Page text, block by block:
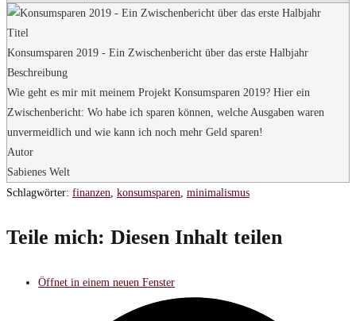
Titel
Konsumsparen 2019 - Ein Zwischenbericht über das erste Halbjahr
Beschreibung
Wie geht es mir mit meinem Projekt Konsumsparen 2019? Hier ein
Zwischenbericht: Wo habe ich sparen können, welche Ausgaben waren
unvermeidlich und wie kann ich noch mehr Geld sparen!
Autor
Sabienes Welt
Schlagwörter: finanzen, konsumsparen, minimalismus
Teile mich: Diesen Inhalt teilen
Öffnet in einem neuen Fenster